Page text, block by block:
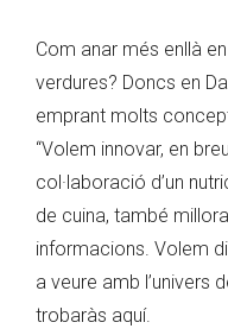
Com anar més enllà
verdures? Doncs en
emprant molts
“Volem innovar, en
col·laboració d’un
de cuina, també
informacions. Volem
a veure amb l’univers
trobaràs aquí.